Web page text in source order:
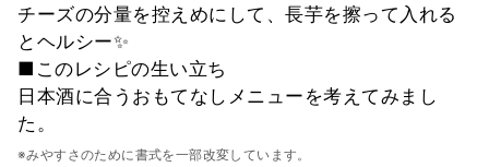
チーズの分量を控えめにして、長芋を擦って入れる
とヘルシー✨
■このレシピの生い立ち
日本酒に合うおもてなしメニューを考えてみまし
た。
※みやすさのために書式を一部改変しています。